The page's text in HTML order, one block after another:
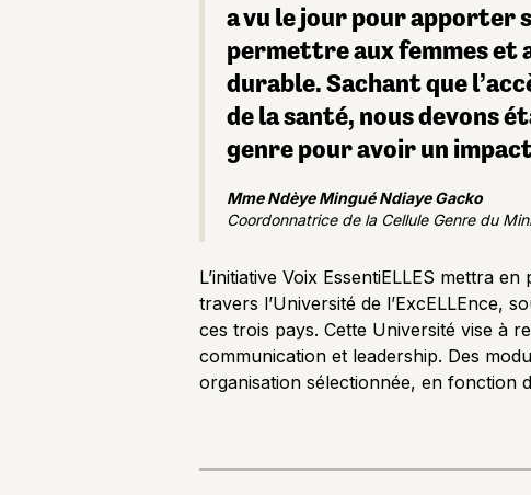
a vu le jour pour
permettre aux femmes et
durable. Sachant que
de la santé, nous devons
genre pour avoir un
Mme Ndèye Mingué Ndiaye Gacko
Coordonnatrice de la Cellule Genre du
L’initiative Voix EssentiELLES mettra
travers l’Université de l’ExcELLEnce,
ces trois pays. Cette Université vise à
communication et leadership. Des
organisation sélectionnée, en fonction